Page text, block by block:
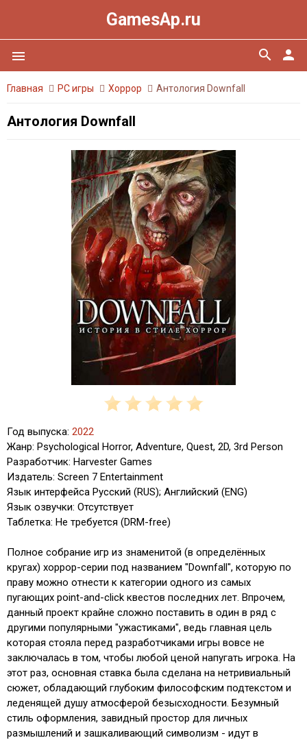
GamesAp.ru
menu person
search
Главная PC игры Хоррор Антология Downfall
Антология Downfall
Год выпуска: 2022
Жанр: Psychological Horror, Adventure, Quest, 2D, 3rd Person
Разработчик: Harvester Games
Издатель: Screen 7 Entertainment
Язык интерфейса Русский (RUS); Английский (ENG)
Язык озвучки: Отсутствует
Таблетка: Не требуется (DRM-free)
Полное собрание игр из знаменитой (в определённых
кругах) хоррор-серии под названием "Downfall", которую по
праву можно отнести к категории одного из самых
пугающих point-and-click квестов последних лет. Впрочем,
данный проект крайне сложно поставить в один в ряд с
другими популярными "ужастиками", ведь главная цель
которая стояла перед разработчиками игры вовсе не
заключалась в том, чтобы любой ценой напугать игрока. На
этот раз, основная ставка была сделана на нетривиальный
сюжет, обладающий глубоким философским подтекстом и
леденящей душу атмосферой безысходности. Безумный
стиль оформления, завидный простор для личных
размышлений и зашкаливающий символизм - идут в